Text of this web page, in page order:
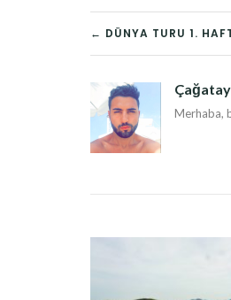
YAZI
← DÜNYA TURU 1.
Merhaba,